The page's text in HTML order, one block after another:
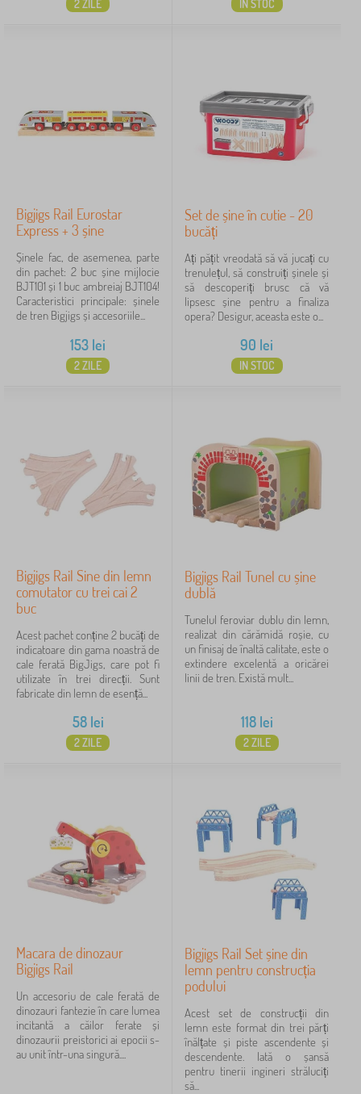
2 ZILE IN STOC
Bigjigs Rail Eurostar
Express + 3 șine
Șinele fac, de asemenea, parte
din pachet: 2 buc șine mijlocie
BJT101 și 1 buc ambreiaj BJT104!
Caracteristici principale: șinele
de tren Bigjigs și accesoriile...
153 lei
2 ZILE
Set de șine în cutie - 20
bucăți
Ați pățit vreodată să vă jucați cu
trenulețul, să construiți șinele și
să descoperiți brusc că vă
lipsesc șine pentru a finaliza
opera? Desigur, aceasta este o...
90 lei
IN STOC
Bigjigs Rail Sine din lemn
comutator cu trei cai 2
buc
Acest pachet conține 2 bucăți de
indicatoare din gama noastră de
cale ferată BigJigs, care pot fi
utilizate în trei direcții. Sunt
fabricate din lemn de esență...
58lei
2 ZILE
Bigjigs Rail Tunel cu șine
dublă
Tunelul feroviar dublu din lemn,
realizat din cărămidă roșie, cu
un finisaj de înaltă calitate, este o
extindere excelentă a oricărei
linii de tren. Există mult...
118lei
2 ZILE
Macara de dinozaur
Bigjigs Rail
Un accesoriu de cale ferată de
dinozauri fantezie în care lumea
incitantă a căilor ferate și
dinozaurii preistorici ai epocii s-
au unit într-una singură....
Bigjigs Rail Set șine din
lemn pentru construcția
podului
Acest set de construcții din
lemn este format din trei părți
înălțate și piste ascendente și
descendente. Iată o șansă
pentru tinerii ingineri străluciți
să...